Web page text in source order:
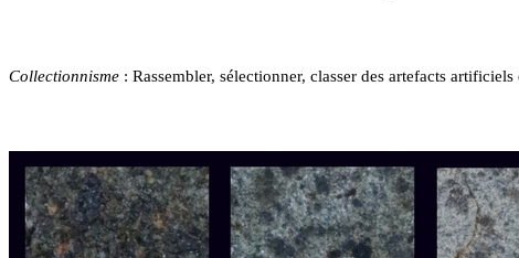
Collectionnisme : Rassembler, sélectionner, classer des artefacts